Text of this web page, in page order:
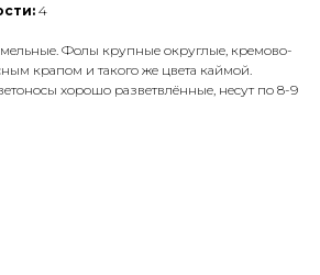
4
Фолы крупные округлые, кремово-
крапом и такого же цвета каймой.
хорошо разветвлённые, несут по 8-9